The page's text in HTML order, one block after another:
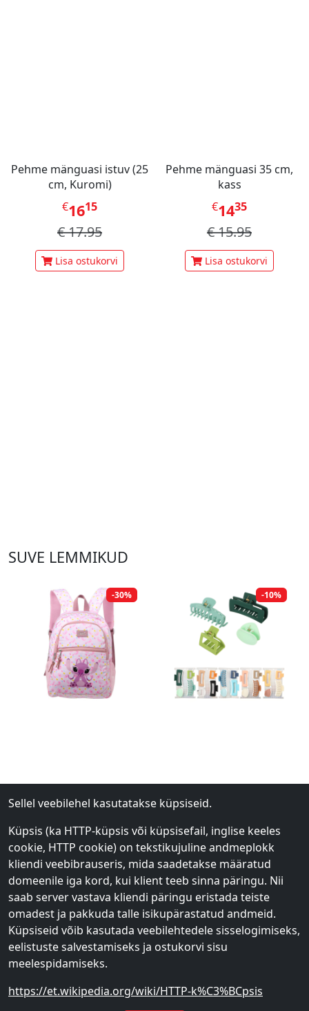
Pehme mänguasi istuv (25
cm, Kuromi)
€1615
€17.95
Lisa ostukorvi
Pehme mänguasi 35 cm,
kass
€1435
€15.95
Lisa ostukorvi
SUVE LEMMIKUD
-30% -10%
Sellel veebilehel kasutatakse küpsiseid.
Küpsis (ka HTTP-küpsis või küpsisefail, inglise keeles
cookie, HTTP cookie) on tekstikujuline andmeplokk
kliendi veebibrauseris, mida saadetakse määratud
domeenile iga kord, kui klient teeb sinna päringu. Nii
saab server vastava kliendi päringu eristada teiste
omadest ja pakkuda talle isikupärastatud andmeid.
Küpsiseid võib kasutada veebilehtedele sisselogimiseks,
eelistuste salvestamiseks ja ostukorvi sisu
meelespidamiseks.
https://et.wikipedia.org/wiki/HTTP-k%C3%BCpsis